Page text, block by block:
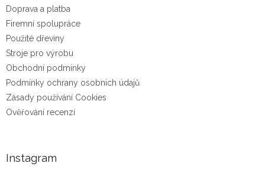
Doprava a platba
Firemní spolupráce
Použité dřeviny
Stroje pro výrobu
Obchodní podmínky
Podmínky ochrany osobních údajů
Zásady používání Cookies
Ověřování recenzí
Instagram